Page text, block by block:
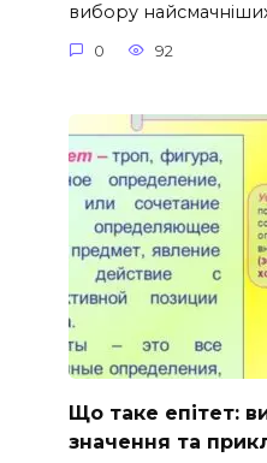
вибору
0 92
Що таке епітет:
значення та